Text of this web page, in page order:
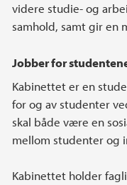
videre studie- og
samhold, samt gir en
Jobber for
Kabinettet er en
for og av studenter
skal både være en
mellom studenter og
Kabinettet holder